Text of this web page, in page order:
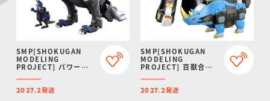
SMP[SHOKUGAN
MODELING
PROJECT] パワーア
トラ ガオワラビー【プ
レミアムバンダイ限
2027.2発送
SMP[SHOKUGAN
MODELING
PROJECT] 百獣合体
ノス＆ガオマジロ【再
販：2027年2月発送】
2027.2発送